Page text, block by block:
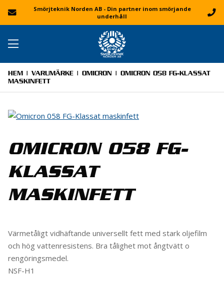
Smörjteknik Norden AB - Din partner inom smörjande
underhåll
HEM | VARUMÄRKE | OMICRON | OMICRON 058 FG-KLASSAT
MASKINFETT
OMICRON 058 FG-
KLASSAT
MASKINFETT
Värmetåligt vidhäftande universellt fett med stark oljefilm
och hög vattenresistens. Bra tålighet mot ångtvätt o
rengöringsmedel.
NSF-H1